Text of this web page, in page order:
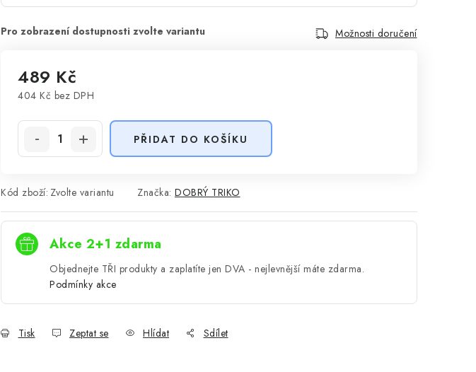
Možnosti doručení
489 Kč
404 Kč bez DPH
PŘIDAT DO KOŠÍKU
Kód zboží: Zvolte variantu Značka: DOBRÝ TRIKO
Akce 2+1 zdarma
Objednejte TŘI produkty a zaplatíte jen DVA - nejlevnější máte zdarma.
Podmínky akce
Tisk Zeptat se Hlídat Sdílet